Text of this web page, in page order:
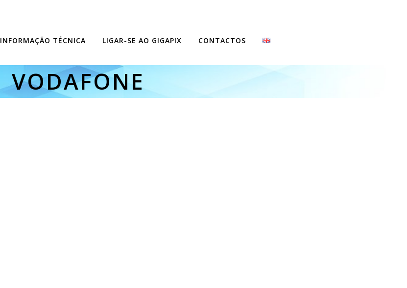
INFORMAÇÃO TÉCNICA LIGAR-SE AO GIGAPIX CONTACTOS
VODAFONE